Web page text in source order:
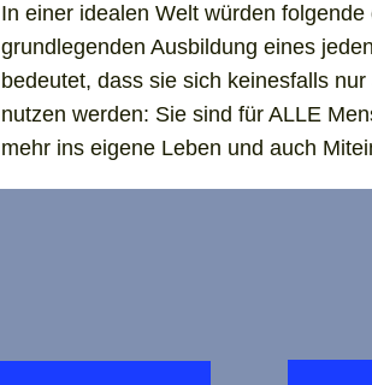
In einer idealen Welt würden
grundlegenden Ausbildung eines
bedeutet, dass sie sich keinesfalls
nutzen werden: Sie sind für ALLE
mehr ins eigene Leben und auch